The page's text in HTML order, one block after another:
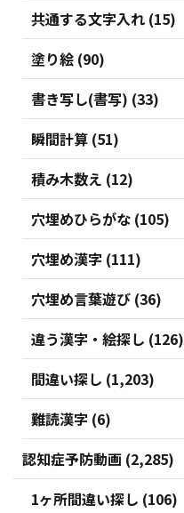
共通する文字入れ (15)
塗り絵 (90)
書き写し(書写) (33)
瞬間計算 (51)
積み木数え (12)
穴埋めひらがな (105)
穴埋め漢字 (111)
穴埋め言葉遊び (36)
違う漢字・絵探し (126)
間違い探し (1,203)
難読漢字 (6)
認知症予防動画 (2,285)
1ヶ所間違い探し (106)